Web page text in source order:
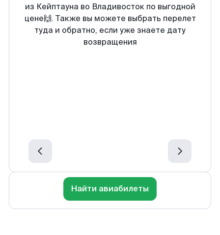
из Кейптауна во Владивосток по выгодной
цене🙌. Также вы можете выбрать перелет
туда и обратно, если уже знаете дату
возвращения
Найти авиабилеты